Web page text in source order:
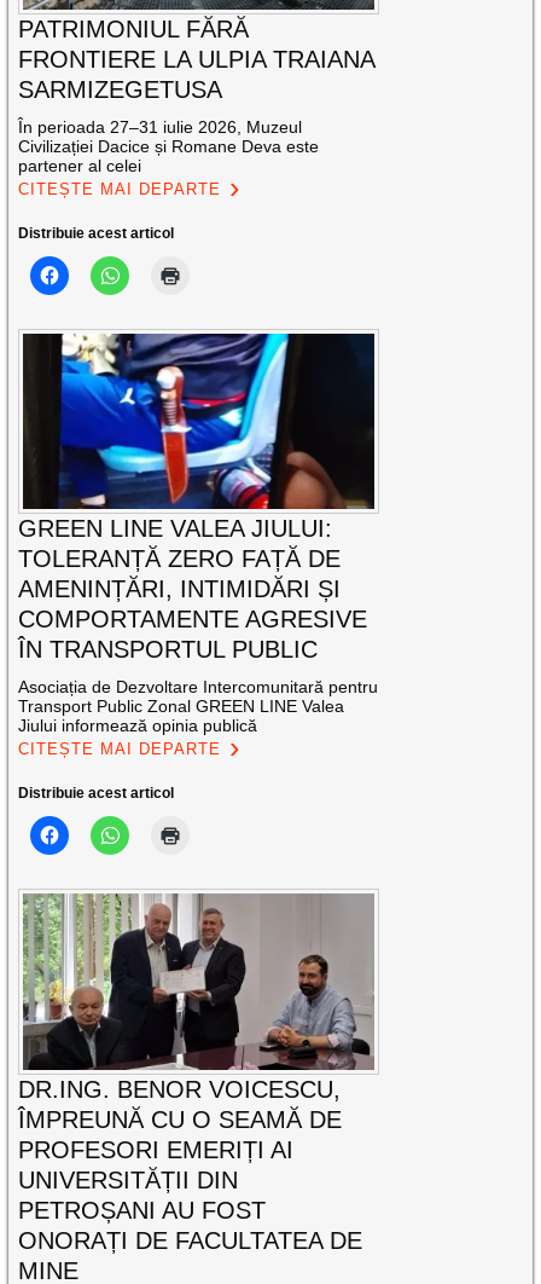
PATRIMONIUL FĂRĂ
FRONTIERE LA ULPIA TRAIANA
SARMIZEGETUSA
În perioada 27–31 iulie 2026, Muzeul
Civilizației Dacice și Romane Deva este
partener al celei
CITEȘTE MAI DEPARTE
Distribuie acest articol
GREEN LINE VALEA JIULUI:
TOLERANȚĂ ZERO FAȚĂ DE
AMENINȚĂRI, INTIMIDĂRI ȘI
COMPORTAMENTE AGRESIVE
ÎN TRANSPORTUL PUBLIC
Asociația de Dezvoltare Intercomunitară pentru
Transport Public Zonal GREEN LINE Valea
Jiului informează opinia publică
CITEȘTE MAI DEPARTE
Distribuie acest articol
DR.ING. BENOR VOICESCU,
ÎMPREUNĂ CU O SEAMĂ DE
PROFESORI EMERIȚI AI
UNIVERSITĂȚII DIN
PETROȘANI AU FOST
ONORAȚI DE FACULTATEA DE
MINE